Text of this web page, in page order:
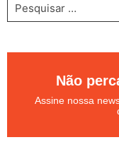
Não
Assine nossa